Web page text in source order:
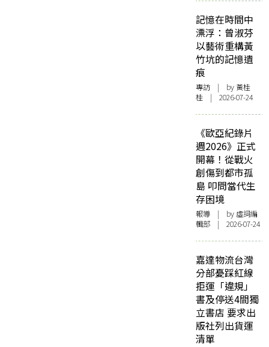
記憶在時間中
漂浮：曾淑芬
以藝術重構黃
竹坑的記憶遺
痕
專訪 | by 黃桂
桂 | 2026-07-24
《歐亞紀錄片
週2026》正式
開幕！從戰火
創傷到都市孤
島 叩問當代生
存困境
報導 | by 虛詞編
輯部 | 2026-07-24
嘉達物流台灣
分部憂踩紅線
拒運「違規」
書及停送4間獨
立書店 要求出
版社列出貨運
清單